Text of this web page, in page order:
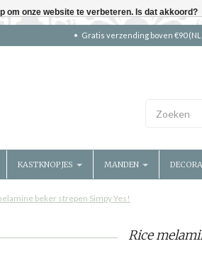
Gratis verzending boven €90
KASTKNOPJES MANDEN
beker strepen Simpy Yes!
Rice
om onze website te verbeteren. Is dat akkoord?